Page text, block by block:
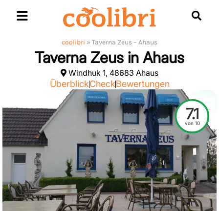
coolibri » Taverna Zeus – Ahaus
Taverna Zeus in Ahaus
Windhuk 1, 48683 Ahaus
ÜberblickCheckBewertungen
7.1
von 10